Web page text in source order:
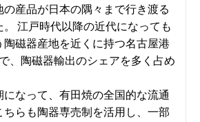
の産品が日本の隅々まで行き渡る
。 江戸時代以降の近代になっても
磁器産地を近くに持つ名古屋港
、陶磁器輸出のシェアを多く占め
なって、有田焼の全国的な流通
ちらも陶器専売制を活用し、一部